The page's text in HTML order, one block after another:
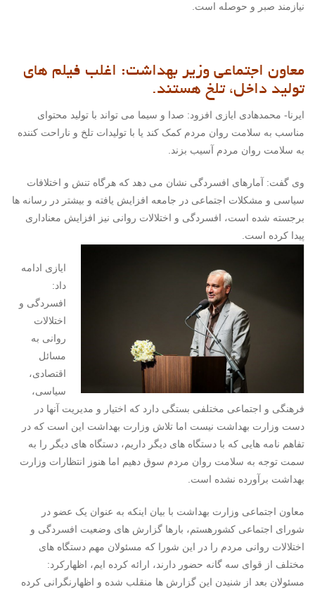
نیازمند صبر و حوصله است.
معاون اجتماعی وزیر بهداشت: اغلب فیلم های
تولید داخل، تلخ هستند.
ایرنا- محمدهادی ایازی افزود: صدا و سیما می تواند با تولید محتوای
مناسب به سلامت روان مردم کمک کند یا با تولیدات تلخ و ناراحت کننده
به سلامت روان مردم آسیب بزند.
وی گفت: آمارهای افسردگی نشان می دهد که هرگاه تنش و اختلافات
سیاسی و مشکلات اجتماعی در جامعه افزایش یافته و بیشتر در رسانه ها
برجسته شده است، افسردگی و اختلالات روانی نیز افزایش معناداری
پیدا کرده است.
ایازی ادامه
داد:
افسردگی و
اختلالات
روانی به
مسائل
اقتصادی،
سیاسی،
فرهنگی و اجتماعی مختلفی بستگی دارد که اختیار و مدیریت آنها در
دست وزارت بهداشت نیست اما تلاش وزارت بهداشت این است که در
تفاهم نامه هایی که با دستگاه های دیگر داریم، دستگاه های دیگر را به
سمت توجه به سلامت روان مردم سوق دهیم اما هنوز انتظارات وزارت
بهداشت برآورده نشده است.
معاون اجتماعی وزارت بهداشت با بیان اینکه به عنوان یک عضو در
شورای اجتماعی کشورهستم، بارها گزارش های وضعیت افسردگی و
اختلالات روانی مردم را در این شورا که مسئولان مهم دستگاه های
مختلف از قوای سه گانه حضور دارند، ارائه کرده ایم، اظهارکرد:
مسئولان بعد از شنیدن این گزارش ها منقلب شده و اظهارنگرانی کرده